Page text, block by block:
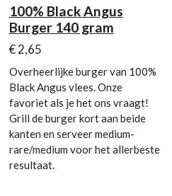
100% Black Angus
Burger 140 gram
€ 2,65
Overheerlijke burger van 100%
Black Angus vlees. Onze
favoriet als je het ons vraagt!
Grill de burger kort aan beide
kanten en serveer medium-
rare/medium voor het allerbeste
resultaat.